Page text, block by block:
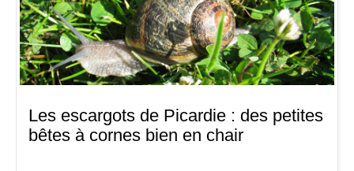
Les escargots de Picardie : des petites
bêtes à cornes bien en chair